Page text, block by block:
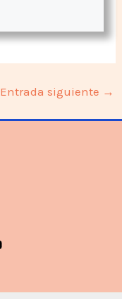
Entrada siguiente →